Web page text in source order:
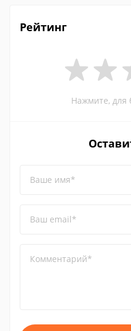
Рейтинг
Нажмите, для
Ваше имя*
Ваш email*
Комментарий*